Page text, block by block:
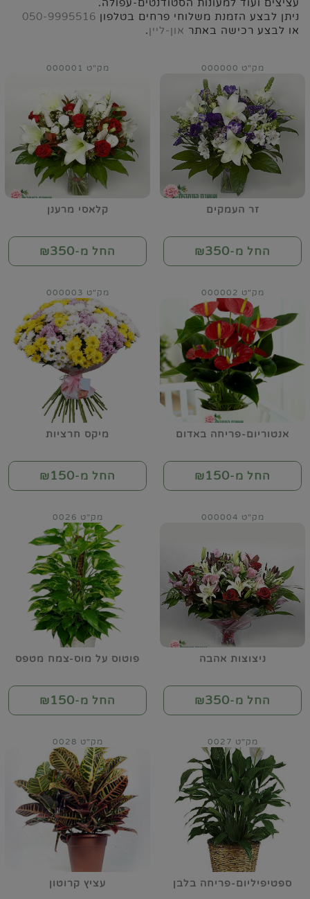
עציצים ועוד למעונות הסטודנטים-עפולה.
ניתן לבצע הזמנת משלוחי פרחים בטלפון 050-9995516
או לבצע רכישה באתר און-ליין.
זר העמקים
מק"ט 000000
החל מ-₪350
קלאסי מרענן
מק"ט 000001
החל מ-₪350
אנטוריום-פריחה באדום
מק"ט 000002
החל מ-₪150
מיקס חרציות
מק"ט 000003
החל מ-₪150
ניצוצות אהבה
מק"ט 000004
החל מ-₪350
פוטוס על מוס-צמח מטפס
מק"ט 0026
החל מ-₪150
ספטיפיליום-פריחה בלבן
מק"ט 0027
עציץ קרוטון
מק"ט 0028